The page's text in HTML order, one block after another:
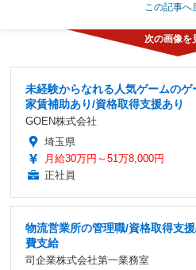
この記事へ
未経験からなれる人気ゲームのゲ
家賃補助あり/資格取得支援あり
GOEN株式会社
埼玉県
月給30万円～51万8,000円
正社員
物流営業所の管理職/資格取得支
費支給
司企業株式会社第一業務室